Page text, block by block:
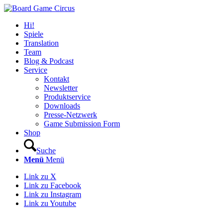
Hi!
Spiele
Translation
Team
Blog & Podcast
Service
Kontakt
Newsletter
Produktservice
Downloads
Presse-Netzwerk
Game Submission Form
Shop
Suche
Menü Menü
Link zu X
Link zu Facebook
Link zu Instagram
Link zu Youtube